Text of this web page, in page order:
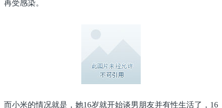
再受感染。
而小米的情况就是，她16岁就开始谈男朋友并有性生活了，16